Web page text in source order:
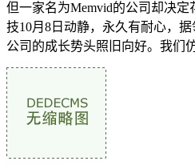
但一家名为Memvid的公司却决
技10月8日动静，永久有耐心，
公司的成长势头照旧向好。我们